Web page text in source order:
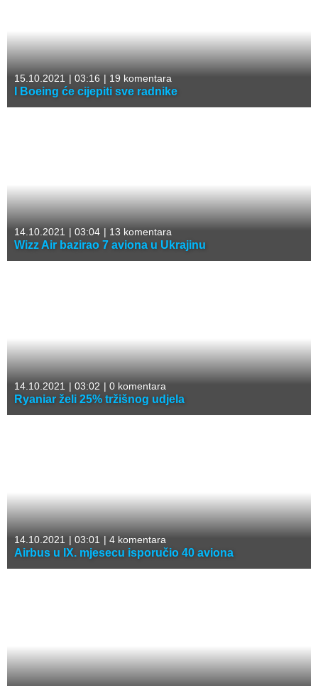
15.10.2021 | 03:16 | 19 komentara
I Boeing će cijepiti sve radnike
14.10.2021 | 03:04 | 13 komentara
Wizz Air bazirao 7 aviona u Ukrajinu
14.10.2021 | 03:02 | 0 komentara
Ryaniar želi 25% tržišnog udjela
14.10.2021 | 03:01 | 4 komentara
Airbus u IX. mjesecu isporučio 40 aviona